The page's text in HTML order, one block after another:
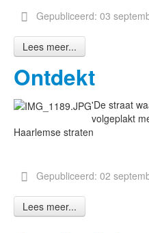
Gepubliceerd: 03
Lees meer...
Ontdekt
'De straat
volgeplakt
Haarlemse straten
Gepubliceerd: 02
Lees meer...